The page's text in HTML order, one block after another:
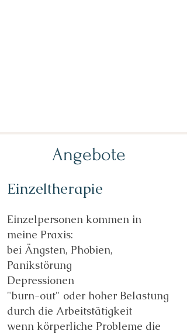
Angebote
Einzeltherapie
Einzelpersonen kommen in
meine Praxis:
bei Ängsten, Phobien,
Panikstörung
Depressionen
"burn-out" oder hoher Belastung
durch die Arbeitstätigkeit
wenn körperliche Probleme die